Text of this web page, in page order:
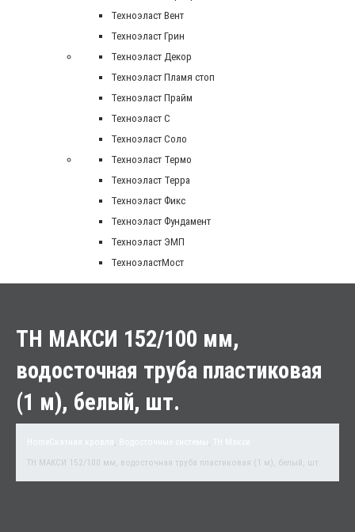
Техноэласт Вент
Техноэласт Грин
Техноэласт Декор
Техноэласт Пламя стоп
Техноэласт Прайм
Техноэласт С
Техноэласт Соло
Техноэласт Термо
Техноэласт Терра
Техноэласт Фикс
Техноэласт Фундамент
Техноэласт ЭМП
ТехноэластМост
ТН МАКСИ 152/100 мм,
водосточная труба пластиковая
(1 м), белый, шт.
, ,
ТН МАКСИ 152/100 мм, водосточная труба пластиковая (1 м), белый, шт.